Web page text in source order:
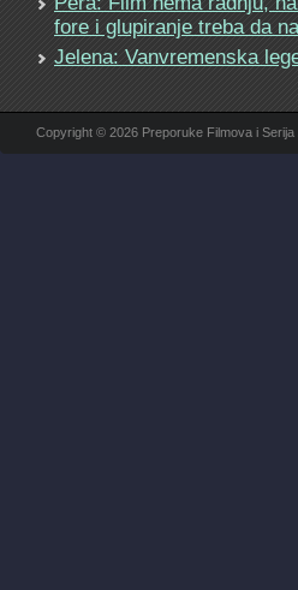
fore i glupiranje treba da
Jelena: Vanvremenska
Copyright © 2026 Preporuke Filmova i Serija